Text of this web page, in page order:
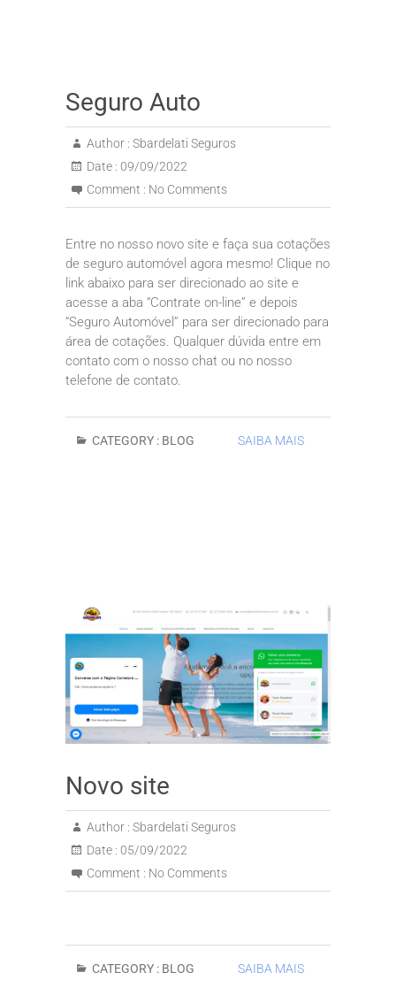
Seguro Auto
Author : Sbardelati Seguros
Date : 09/09/2022
Comment : No Comments
Entre no nosso novo site e faça sua cotações
de seguro automóvel agora mesmo! Clique no
link abaixo para ser direcionado ao site e
acesse a aba “Contrate on-line” e depois
“Seguro Automóvel” para ser direcionado para
área de cotações. Qualquer dúvida entre em
contato com o nosso chat ou no nosso
telefone de contato.
CATEGORY : BLOG SAIBA MAIS
Novo site
Author : Sbardelati Seguros
Date : 05/09/2022
Comment : No Comments
CATEGORY : BLOG SAIBA MAIS